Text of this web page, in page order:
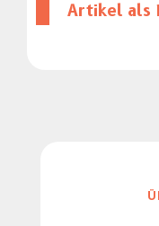
Artikel als